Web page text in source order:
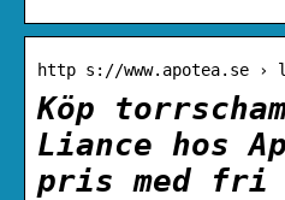
http s://www.apotea.se ›
Köp
Liance hos
pris med fri